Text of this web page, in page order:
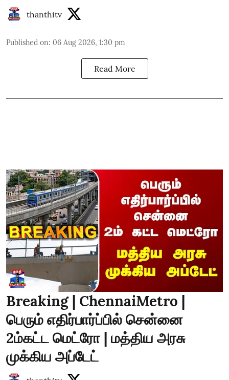
thanthitv
Published on: 06 Aug 2026, 1:30 pm
Read More
Breaking | ChennaiMetro |
பெரும் எதிர்பார்ப்பில் சென்னை
2ம்கட்ட மெட்ரோ | மத்திய அரசு
முக்கிய அப்டேட்